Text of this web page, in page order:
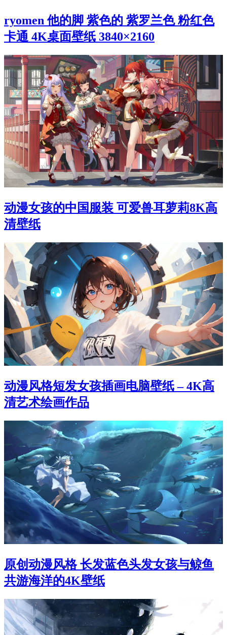
ryomen 他的脚 紫色的 紫罗兰色 粉红色
卡通 4K桌面壁纸 3840×2160
动漫女孩的中国服装 可爱兽耳萝莉8K高
清壁纸
动漫风格短发女孩插画电脑壁纸 – 4K高
清艺术绘画作品
原创动漫风格 长发蓝色头发女孩与鲸鱼
共游海洋的4K壁纸